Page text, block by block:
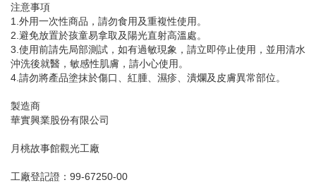
注意事項
1.外用一次性商品，請勿食用及重複性使用。
2.避免放置於孩童易拿取及陽光直射高溫處。
3.使用前請先局部測試，如有過敏現象，請立即停止使用，並用清水
沖洗後就醫，敏感性肌膚，請小心使用。
4.請勿將產品塗抹於傷口、紅腫、濕疹、潰爛及皮膚異常部位。
製造商
華實興業股份有限公司
月桃故事館觀光工廠
工廠登記證：99-67250-00